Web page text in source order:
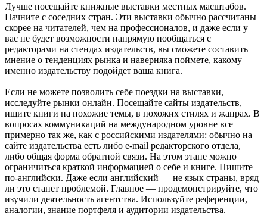
Лучше посещайте книжные выставки местных масштабов.
Начните с соседних стран. Эти выставки обычно рассчитаны
скорее на читателей, чем на профессионалов, и даже если у
вас не будет возможности напрямую пообщаться с
редакторами на стендах издательств, вы сможете составить
мнение о тенденциях рынка и наверняка поймете, какому
именно издательству подойдет ваша книга.
Если не можете позволить себе поездки на выставки,
исследуйте рынки онлайн. Посещайте сайты издательств,
ищите книги на похожие темы, в похожих стилях и жанрах. В
вопросах коммуникаций на международном уровне все
примерно так же, как с российскими издателями: обычно на
сайте издательства есть либо e-mail редакторского отдела,
либо общая форма обратной связи. На этом этапе можно
ограничиться краткой информацией о себе и книге. Пишите
по-английски. Даже если английский — не язык страны, вряд
ли это станет проблемой. Главное — продемонстрируйте, что
изучили деятельность агентства. Используйте референции,
аналогии, знание портфеля и аудитории издательства.